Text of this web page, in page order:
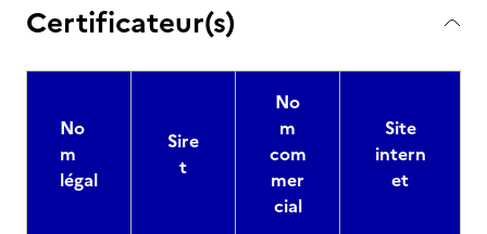
Certificateur(s)
No
m
légal
Sire
t
No
m
com
mer
cial
Site
intern
et